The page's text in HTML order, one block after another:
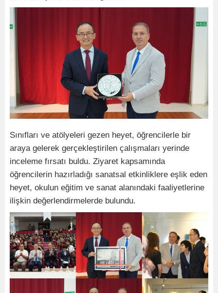
Sınıfları ve atölyeleri gezen heyet, öğrencilerle bir
araya gelerek gerçekleştirilen çalışmaları yerinde
inceleme fırsatı buldu. Ziyaret kapsamında
öğrencilerin hazırladığı sanatsal etkinliklere eşlik eden
heyet, okulun eğitim ve sanat alanındaki faaliyetlerine
ilişkin değerlendirmelerde bulundu.